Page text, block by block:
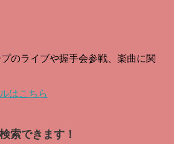
のライブや握手会参戦、楽曲に関
はこちら
索できます！